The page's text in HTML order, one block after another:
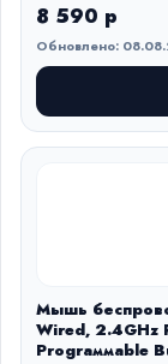
8 590 р
Обновлено:
Мышь
Wired, 2.4GHz
Prograммable